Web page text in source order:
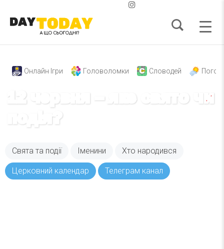
Онлайн Ігри Головоломки Словодей
12 червня – яке свято чи
подія?
Свята та події Іменини Хто народився
Церковний календар Телеграм канал